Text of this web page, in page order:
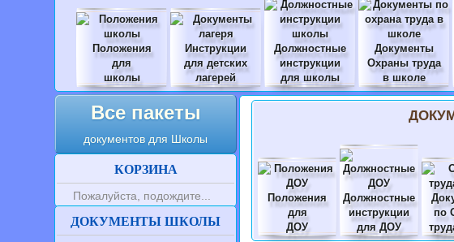
Положения
для
школы
Инструкции
для детских
лагерей
Должностные
инструкции
для школы
Документы
Охраны труда
в школе
Положения
для
ДОУ
Должностные
инструкции
для ДОУ
по
Все пакеты
документов для Школы
КОРЗИНА
Пожалуйста, подождите...
ДОКУМЕНТЫ ШКОЛЫ